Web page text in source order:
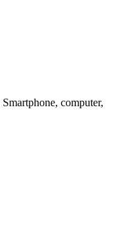
Smartphone, computer,